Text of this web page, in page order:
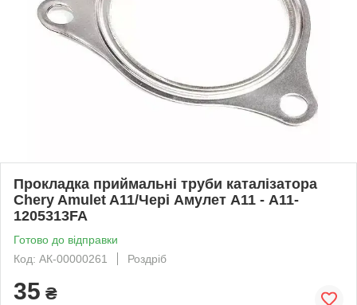
Прокладка приймальні труби каталізатора
Chery Amulet A11/Чері Амулет А11 - A11-
1205313FA
Готово до відправки
Код: АК-00000261
Роздріб
35 ₴